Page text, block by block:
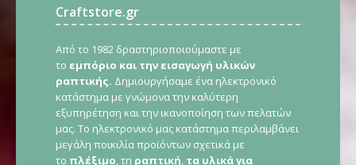
Craftstore.gr
Από το 1982 δραστηριοποιούμαστε με
το εμπόριο και την εισαγωγή υλικών
ραπτικής. Δημιουργήσαμε ένα ηλεκτρονικό
κατάστημα με γνώμονα την καλύτερη
εξυπηρέτηση και την ικανοποίηση των πελατών
μας. Το ηλεκτρονικό μας κατάστημα περιλαμβάνει
μεγάλη ποικιλία προϊόντων σχετικά με
το πλέξιμο , τη ραπτική τα υλικά για